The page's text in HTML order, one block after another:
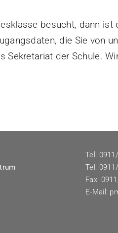
besucht, dann
die Sie von
Sekretariat der Schule.
Tel:
Tel:
Fax:
E-Mail: